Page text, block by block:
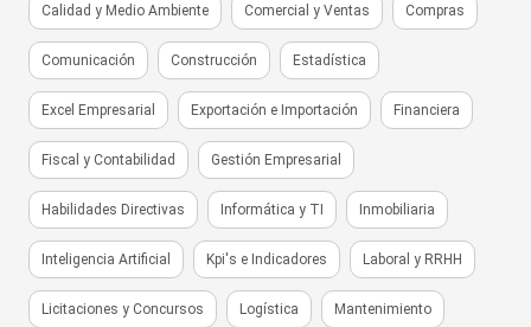
Calidad y Medio Ambiente Comercial y Ventas Compras
Comunicación Construcción Estadística
Excel Empresarial Exportación e Importación Financiera
Fiscal y Contabilidad Gestión Empresarial
Habilidades Directivas Informática y TI Inmobiliaria
Inteligencia Artificial Kpi's e Indicadores Laboral y RRHH
Licitaciones y Concursos Logística Mantenimiento